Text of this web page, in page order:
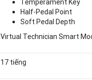
Temperament Key
Half-Pedal Point
Soft Pedal Depth
Virtual Technician Smart
17 tiếng